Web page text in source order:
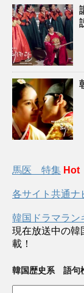
馬医 特集 Hot
各サイト共通ナ
韓国ドラマラン
現在放送中の韓
載！
韓国歴史系 語句